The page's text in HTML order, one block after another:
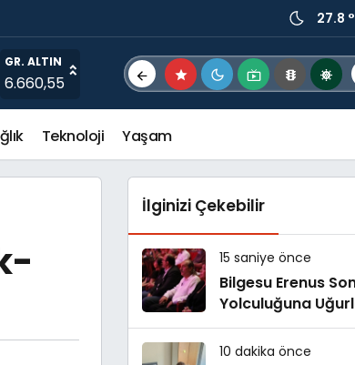
27.8 °
GR. ALTIN
6.660,55
Teknoloji Yaşam
İlginizi Çekebilir
15 saniye önce
Bilgesu Erenus
Yolculuğuna
10 dakika önce